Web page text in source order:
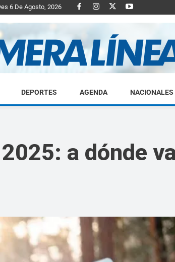
6 De Agosto, 2026
Diario
Linea
DEPORTES AGENDA NACIONALES
a dónde